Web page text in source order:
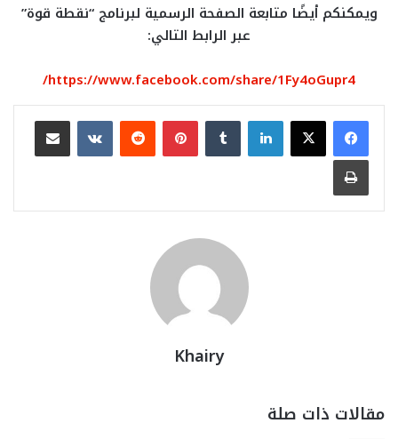
ويمكنكم أيضًا متابعة الصفحة الرسمية لبرنامج “نقطة قوة”
عبر الرابط التالي:
https://www.facebook.com/share/1Fy4oGupr4/
لينكدإن بينتيريست
مشاركة عبر البريد
طباعة
Khairy
مقالات ذات صلة